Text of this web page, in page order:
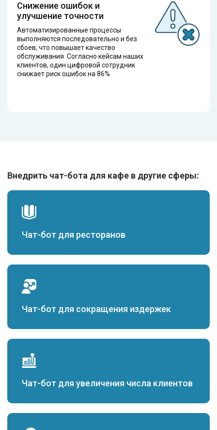
Снижение ошибок и
улучшение точности
Автоматизированные процессы
выполняются последовательно и без
сбоев, что повышает качество
обслуживания. Согласно кейсам наших
клиентов, один цифровой сотрудник
снижает риск ошибок на 86%
Внедрить чат-бота для кафе в другие сферы:
Чат-бот для ресторанов
Чат-бот для сокращения издержек
Чат-бот для увеличения числа клиентов